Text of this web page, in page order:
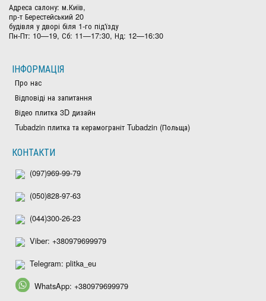
Адреса салону: м.Київ,
пр-т Берестейський 20
будівля у дворі біля 1-го під'їзду
Пн-Пт: 10—19, Сб: 11—17:30, Нд: 12—16:30
ІНФОРМАЦІЯ
Про нас
Відповіді на запитання
Відео плитка 3D дизайн
Tubadzin плитка та керамограніт Tubadzin (Польща)
КОНТАКТИ
(097)969-99-79
(050)828-97-63
(044)300-26-23
Viber: +380979699979
Telegram: plitka_eu
WhatsApp: +380979699979